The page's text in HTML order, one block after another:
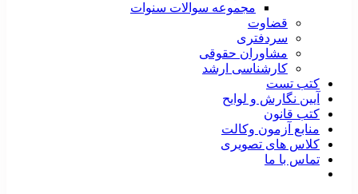
مجموعه سوالات سنوات
قضاوت
سردفتری
مشاوران حقوقی
کارشناسی ارشد
کتب تست
آیین نگارش و لوایح
کتب قانون
منابع آزمون وکالت
کلاس های تصویری
تماس با ما